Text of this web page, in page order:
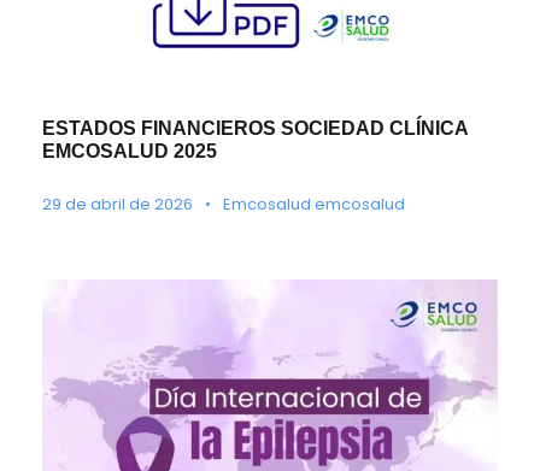
ESTADOS FINANCIEROS SOCIEDAD CLÍNICA
EMCOSALUD 2025
29 de abril de 2026 • Emcosalud emcosalud